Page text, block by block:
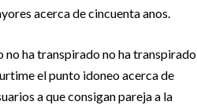
acerca de cincuenta anos.
no ha transpirado no ha transpirado
el punto idoneo acerca de
a que consigan pareja a la